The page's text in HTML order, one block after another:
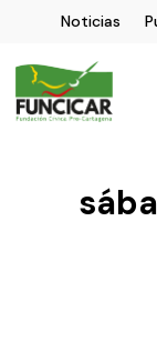
Noticias